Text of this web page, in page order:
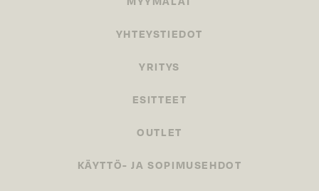
YHTEYSTIEDOT
YRITYS
ESITTEET
OUTLET
KÄYTTÖ- JA SOPIMUSEHDOT